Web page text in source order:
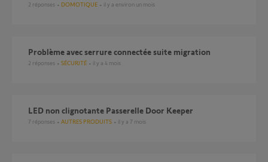
2 réponses DOMOTIQUE il y a environ un mois
Problème avec serrure connectée suite migration
2 réponses SÉCURITÉ il y a 4 mois
LED non clignotante Passerelle Door Keeper
7 réponses AUTRES PRODUITS il y a 7 mois